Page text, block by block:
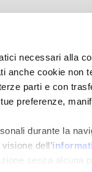
necessari alla
anche cookie non
parti e con
preferenze,
durante la
dell’
senza alcuna